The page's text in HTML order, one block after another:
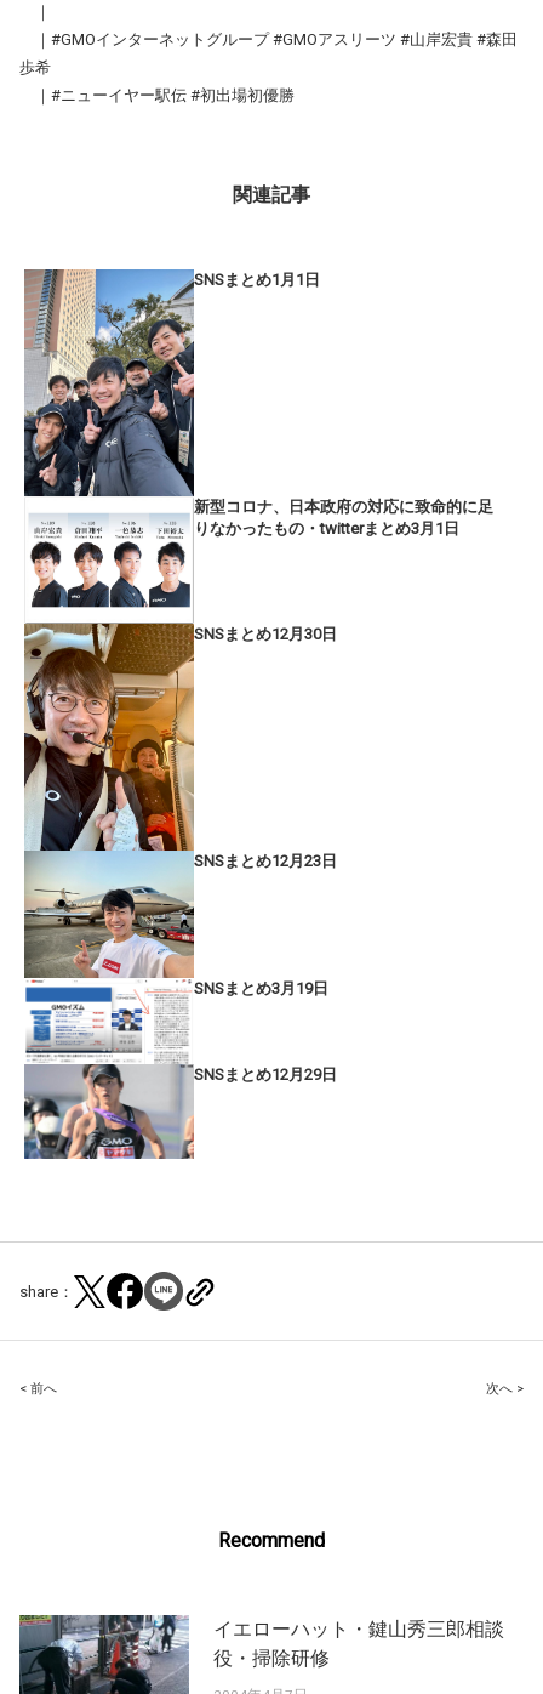
｜
｜#GMOインターネットグループ #GMOアスリーツ #山岸宏貴 #森田
歩希
｜#ニューイヤー駅伝 #初出場初優勝
関連記事
SNSまとめ1月1日
新型コロナ、日本政府の対応に致命的に足
りなかったもの・twitterまとめ3月1日
SNSまとめ12月30日
SNSまとめ12月23日
SNSまとめ3月19日
SNSまとめ12月29日
share：
Post
< 前へ 次へ >
Recommend
イエローハット・鍵山秀三郎相談
役・掃除研修